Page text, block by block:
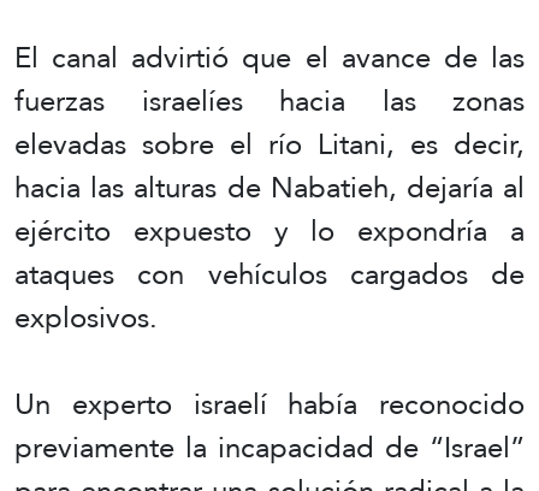
El canal advirtió que el avance de las
fuerzas israelíes hacia las zonas
elevadas sobre el río Litani, es decir,
hacia las alturas de Nabatieh, dejaría al
ejército expuesto y lo expondría a
ataques con vehículos cargados de
explosivos.
Un experto israelí había reconocido
previamente la incapacidad de “Israel”